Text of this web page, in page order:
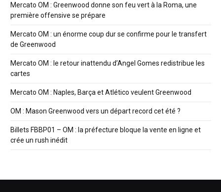
Mercato OM : Greenwood donne son feu vert à la Roma, une
première offensive se prépare
Mercato OM : un énorme coup dur se confirme pour le transfert
de Greenwood
Mercato OM : le retour inattendu d’Angel Gomes redistribue les
cartes
Mercato OM : Naples, Barça et Atlético veulent Greenwood
OM : Mason Greenwood vers un départ record cet été ?
Billets FBBP01 – OM : la préfecture bloque la vente en ligne et
crée un rush inédit